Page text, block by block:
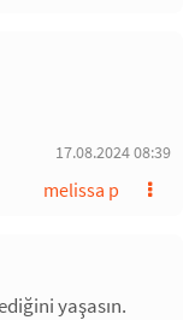
17.08.2024 08:39
melissa p
yaşasın.